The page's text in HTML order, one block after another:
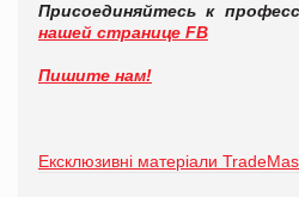
Присоединяйтесь к
нашей странице FB
Пишите нам!
Ексклюзивні матеріали